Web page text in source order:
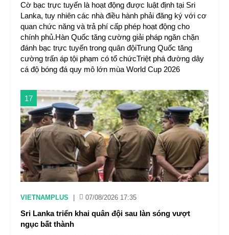
Cờ bạc trực tuyến là hoạt động được luật định tại Sri
Lanka, tuy nhiên các nhà điều hành phải đăng ký với cơ
quan chức năng và trả phí cấp phép hoạt động cho
chính phủ.Hàn Quốc tăng cường giải pháp ngăn chặn
đánh bạc trực tuyến trong quân độiTrung Quốc tăng
cường trấn áp tội phạm có tổ chứcTriệt phá đường dây
cá độ bóng đá quy mô lớn mùa World Cup 2026
17
VIETNAMPLUS 07/08/2026 17:35
Sri Lanka triển khai quân đội sau làn sóng vượt
ngục bất thành